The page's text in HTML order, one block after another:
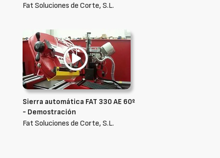
Fat Soluciones de Corte, S.L.
Sierra automática FAT 330 AE 60º
- Demostración
Fat Soluciones de Corte, S.L.